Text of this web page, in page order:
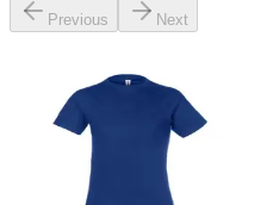
Previous Next